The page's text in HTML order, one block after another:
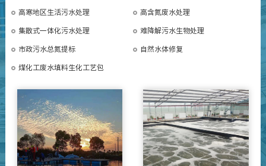
高寒地区生活污水处理 高含氮废水处理
集散式一体化污水处理 难降解污水生物处理
市政污水总氮提标 自然水体修复
煤化工废水填料生化工艺包